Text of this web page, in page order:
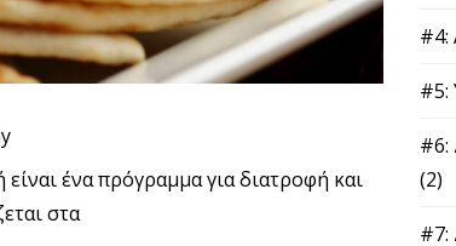
για διατροφή και υγεία που βασίζεται
#7:
#8:
Τα 3 Μυστικά για Μόνιμη Απώλεια
- Άσε το Email σου από Κάτω